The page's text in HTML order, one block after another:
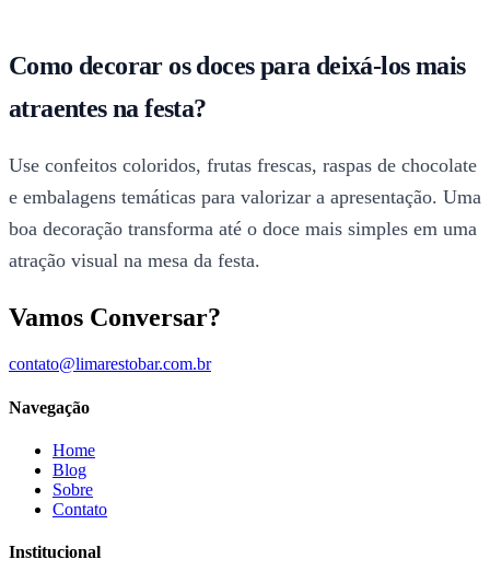
Como decorar os doces para deixá-los mais
atraentes na festa?
Use confeitos coloridos, frutas frescas, raspas de chocolate
e embalagens temáticas para valorizar a apresentação. Uma
boa decoração transforma até o doce mais simples em uma
atração visual na mesa da festa.
Vamos Conversar?
contato@limarestobar.com.br
Navegação
Home
Blog
Sobre
Contato
Institucional